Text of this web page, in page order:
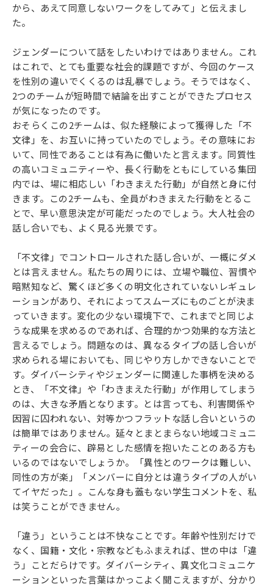
から、あえて同意しないワークをしてみて」と伝えまし
た。
ジェンダーについて話をしたいわけではありません。これ
はこれで、とても重要な社会的課題ですが、今回のケース
を性別の違いでくくるのは乱暴でしょう。そうではなく、
2つのチームが短時間で結論を出すことができたプロセス
が気になったのです。
おそらくこの2チームは、似た経験によって獲得した「不
文律」を、お互いに持っていたのでしょう。その意味にお
いて、同性であることは有為に働いたと言えます。同質性
の高いコミュニティーや、長く行動をともにしている集団
内では、場に相応しい「わきまえた行動」が自然と身に付
きます。この2チームも、全員がわきまえた行動をとるこ
とで、早い意思決定が可能だったのでしょう。大人社会の
話し合いでも、よく見る光景です。
「不文律」でコントロールされた話し合いが、一概にダメ
とは言えません。私たちの周りには、立場や職位、習慣や
暗黙知など、驚くほど多くの明文化されていないレギュレ
ーションがあり、それによってスムーズにものごとが決ま
っていきます。変化の少ない環境下で、これまでと同じよ
うな成果を求めるのであれば、合理的かつ効果的な方法と
言えるでしょう。問題なのは、異なるタイプの話し合いが
求められる場においても、同じやり方しかできないことで
す。ダイバーシティやジェンダーに関連した事柄を決める
とき、「不文律」や「わきまえた行動」が作用してしまう
のは、大きな矛盾となります。とは言っても、利害関係や
因習に囚われない、対等かつフラットな話し合いというの
は簡単ではありません。延々とまとまらない地域コミュニ
ティーの会合に、辟易とした感情を抱いたことのある方も
いるのではないでしょうか。「異性とのワークは難しい、
同性の方が楽」「メンバーに自分とは違うタイプの人がい
てイヤだった」。こんな身も蓋もない学生コメントを、私
は笑うことができません。
「違う」ということは不快なことです。年齢や性別だけで
なく、国籍・文化・宗教などもふまえれば、世の中は「違
う」ことだらけです。ダイバーシティ、異文化コミュニケ
ーションといった言葉はかっこよく聞こえますが、分かり